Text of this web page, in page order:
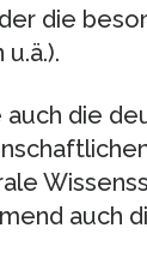
die
die
auch